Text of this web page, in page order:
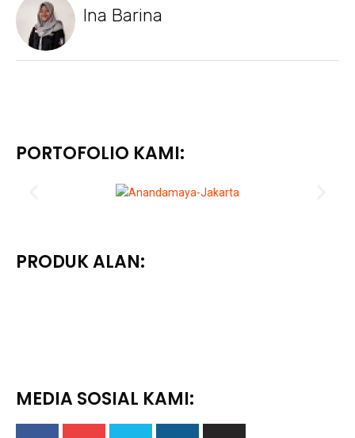
Ina Barina
PORTOFOLIO KAMI:
PRODUK ALAN:
MEDIA SOSIAL KAMI: